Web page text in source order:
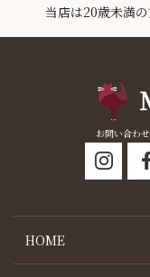
当店は20歳未満
お問い合わ
HOME